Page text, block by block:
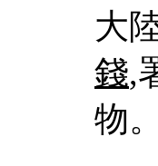
大
錢,
物。